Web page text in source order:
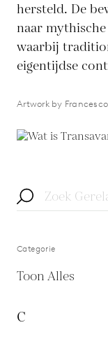
hersteld. De
naar
waarbij
eigentijdse
Artwork by
Categorie
Toon Alles
C